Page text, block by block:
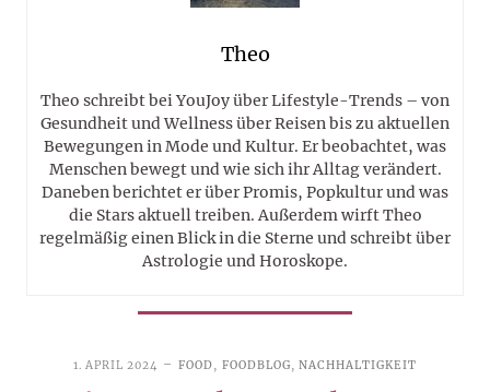
Theo
Theo schreibt bei YouJoy über Lifestyle-Trends – von
Gesundheit und Wellness über Reisen bis zu aktuellen
Bewegungen in Mode und Kultur. Er beobachtet, was
Menschen bewegt und wie sich ihr Alltag verändert.
Daneben berichtet er über Promis, Popkultur und was
die Stars aktuell treiben. Außerdem wirft Theo
regelmäßig einen Blick in die Sterne und schreibt über
Astrologie und Horoskope.
1. APRIL 2024 FOOD, FOODBLOG, NACHHALTIGKEIT